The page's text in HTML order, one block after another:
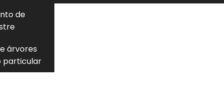
de
árvores
particular
- SP
cetesb
vigentes, ampla disponibilidade